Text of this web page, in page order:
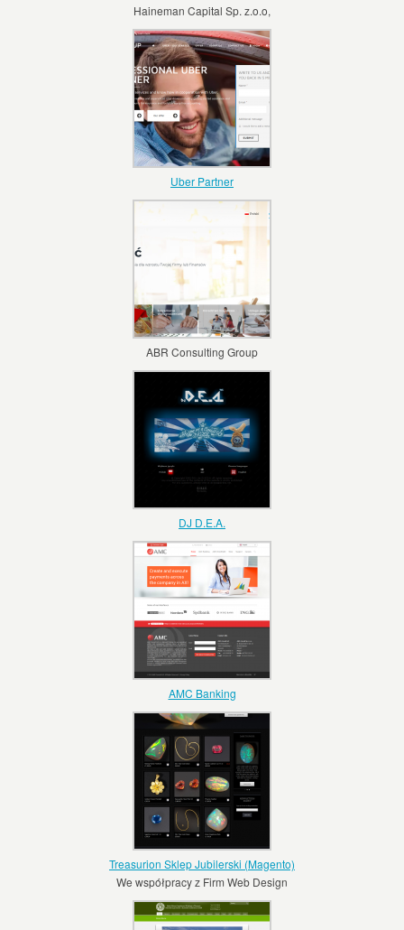
Haineman Capital Sp. z.o.o,
Uber Partner
ABR Consulting Group
DJ D.E.A.
AMC Banking
Treasurion Sklep Jubilerski (Magento)
We współpracy z Firm Web Design